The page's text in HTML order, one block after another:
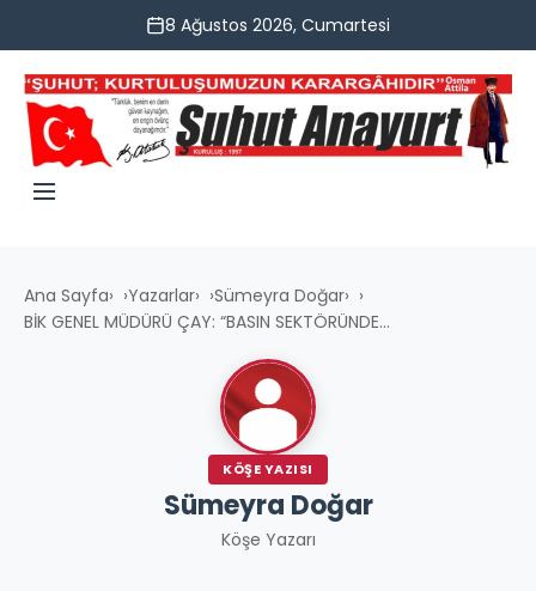
8 Ağustos 2026, Cumartesi
Ana Sayfa› Yazarlar› Sümeyra Doğar›
BİK GENEL MÜDÜRÜ ÇAY: “BASIN SEKTÖRÜNDE...
KÖŞE YAZISI
Sümeyra Doğar
Köşe Yazarı